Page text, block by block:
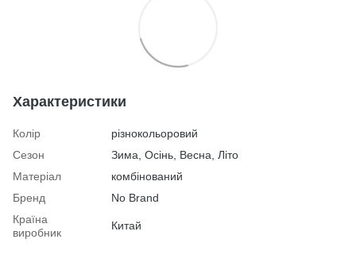
Характеристики
Колір
різнокольоровий
Сезон
Зима, Осінь, Весна, Літо
Матеріал
комбінований
Бренд
No Brand
Країна
виробник
Китай